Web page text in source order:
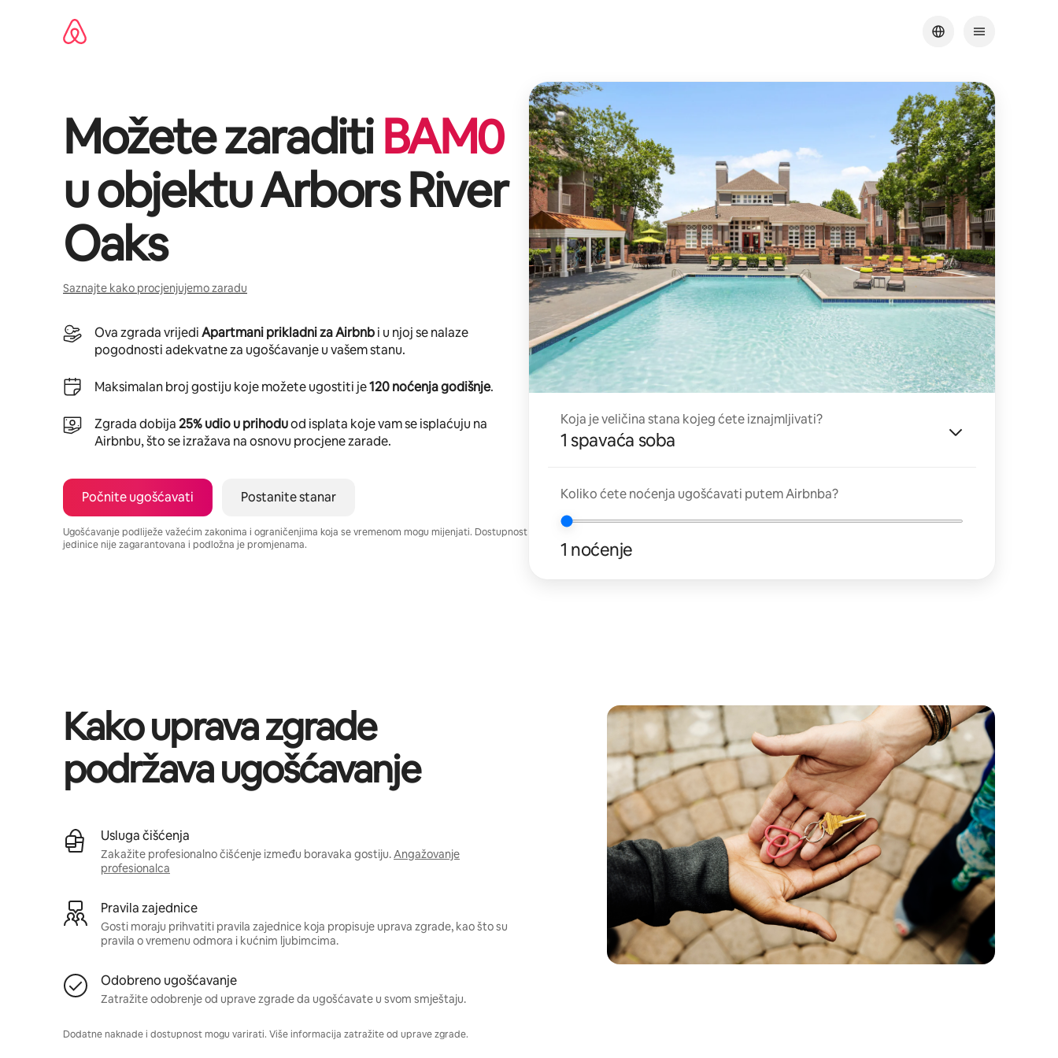
Možete zaraditiBAM0
u objektuArbors River
Oaks
Saznajte kako procjenjujemo zaradu
Ova zgrada vrijediApartmani prikladni za Airbnbi u njoj se nalaze
pogodnosti adekvatne za ugošćavanje u vašem stanu.
Maksimalan broj gostiju koje možete ugostiti je120 noćenja godišnje.
Zgrada dobija25% udio u prihoduod isplata koje vam se isplaćuju na
Airbnbu, što se izražava na osnovu procjene zarade.
Počnite ugošćavati Postanite stanar
Ugošćavanje podliježe važećim zakonima i ograničenjima koja se vremenom mogu mijenjati. Dostupnost
jedinice nije zagarantovana i podložna je promjenama.
Koja je veličina stana kojeg ćete iznajmljivati?
1 spavaća soba
Koliko ćete noćenja ugošćavati putem Airbnba?
1 noćenje
Kako uprava zgrade
podržava ugošćavanje
Usluga čišćenja
Zakažite profesionalno čišćenje između boravaka gostiju.Angažovanje
profesionalca
Pravila zajednice
Gosti moraju prihvatiti pravila zajednice koja propisuje uprava zgrade, kao što su
pravila o vremenu odmora i kućnim ljubimcima.
Odobreno ugošćavanje
Zatražite odobrenje od uprave zgrade da ugošćavate u svom smještaju.
Dodatne naknade i dostupnost mogu varirati. Više informacija zatražite od uprave zgrade.